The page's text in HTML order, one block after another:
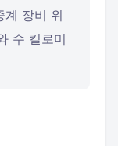
계 장비 위
수 킬로미